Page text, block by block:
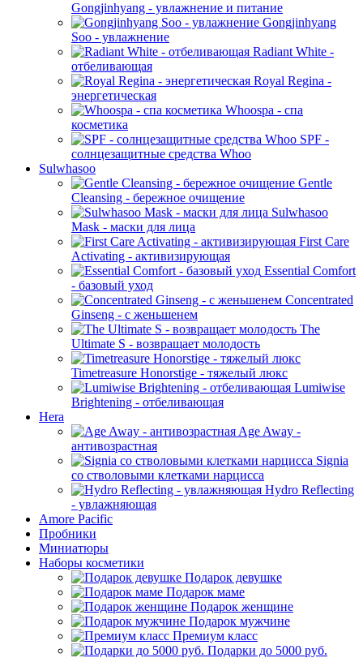
Gongjinhyang - увлажнение и питание
Gongjinhyang
Soo - увлажнение
Radiant White -
отбеливающая
Royal Regina -
энергетическая
Whoospa - спа
косметика
SPF -
солнцезащитные средства Whoo
Sulwhasoo
Gentle
Cleansing - бережное очищение
Sulwhasoo
Mask - маски для лица
First Care
Activating - активизирующая
Essential Comfort
- базовый уход
Concentrated
Ginseng - с женьшенем
The
Ultimate S - возвращает молодость
Timetreasure Honorstige - тяжелый люкс
Lumiwise
Brightening - отбеливающая
Hera
Age Away -
антивозрастная
Signia
со стволовыми клетками нарцисса
Hydro Reflecting
- увлажняющая
Amore Pacific
Пробники
Миниатюры
Наборы косметики
Подарок девушке
Подарок маме
Подарок женщине
Подарок мужчине
Премиум класс
Подарки до 5000 руб.